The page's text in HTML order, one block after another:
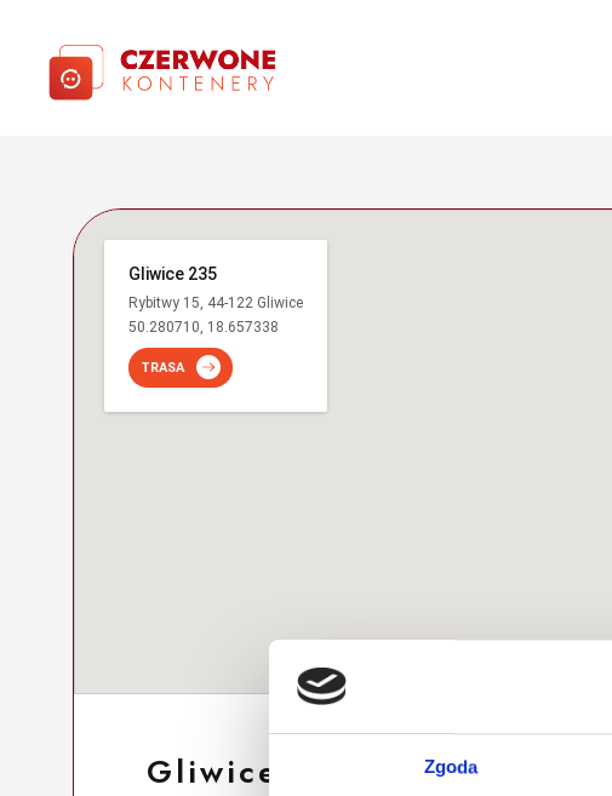
Zgoda
Gliwice 235
Rybitwy 15, 44-122 Gliwice
50.280710, 18.657338
TRASA
Gliwice 235